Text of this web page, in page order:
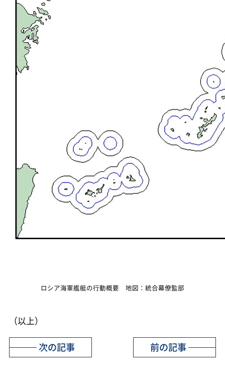
ロシア海軍艦艇の行動概要 地図：統合幕僚監部
（以上）
前の記事
次の記事